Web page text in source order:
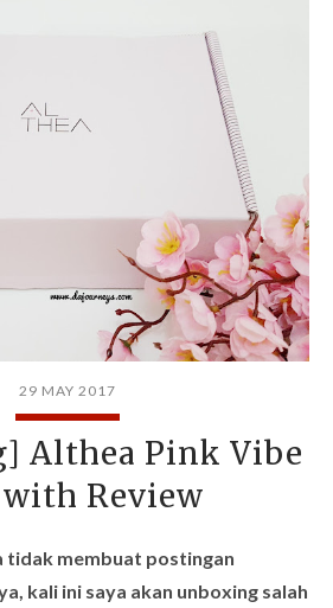
29 MAY 2017
Althea Pink Vibe
Review
tidak membuat postingan
kali ini saya akan unboxing salah